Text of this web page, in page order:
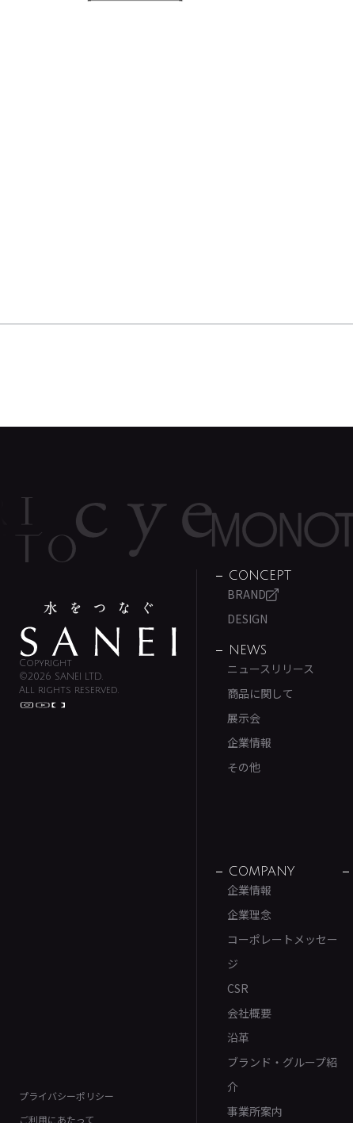
Copyright
©2026 SANEI LTD.
All rights reserved.
プライバシーポリシー
ご利用にあたって
CONCEPT
BRAND
DESIGN
NEWS
ニュースリリース
商品に関して
展示会
企業情報
その他
COMPANY
企業情報
企業理念
コーポレートメッセー
ジ
CSR
会社概要
沿革
ブランド・グループ紹
介
事業所案内